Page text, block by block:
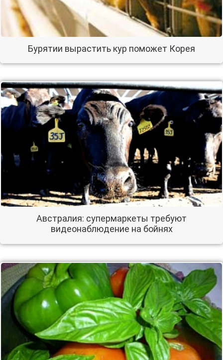
Бурятии вырастить кур поможет Корея
Австралия: супермаркеты требуют
видеонаблюдение на бойнях